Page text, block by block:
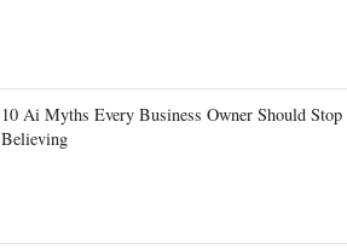
10 Ai Myths Every Business Owner Should Stop
Believing